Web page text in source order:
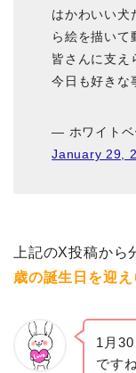
はかわいい犬
ら絵を描いて
皆さんに支え
今日も好きな
— ホワイトベ
January 29,
上記のX投稿から
歳の誕生日を迎え
1月
です